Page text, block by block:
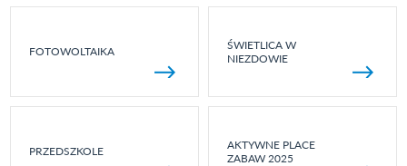
FOTOWOLTAIKA
ŚWIETLICA W
NIEZDOWIE
PRZEDSZKOLE
AKTYWNE PLACE
ZABAW 2025